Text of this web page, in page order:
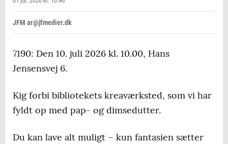
JFM ar@jfmedier.dk
7190: Den 10. juli 2026 kl. 10.00, Hans
Jensensvej 6.
Kig forbi bibliotekets kreaværksted, som vi har
fyldt op med pap- og dimsedutter.
Du kan lave alt muligt – kun fantasien sætter